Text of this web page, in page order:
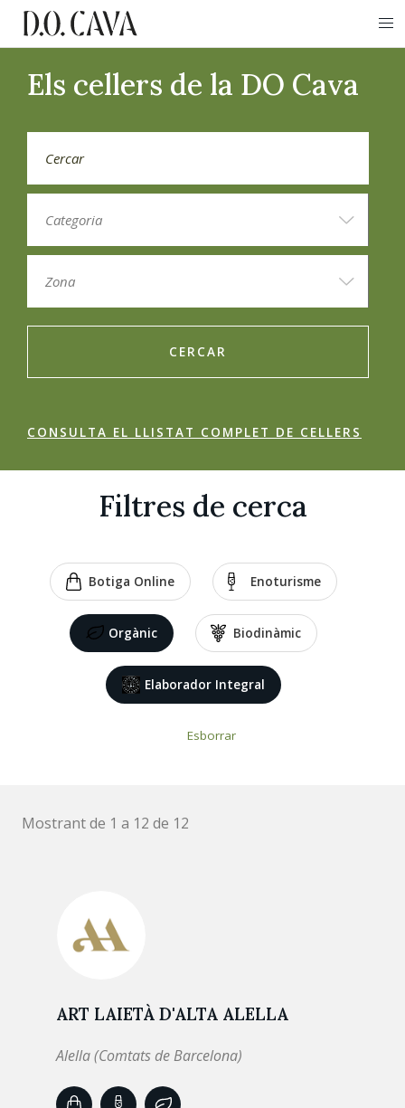
Els cellers de la DO Cava
CERCAR
CONSULTA EL LLISTAT COMPLET DE CELLERS
Filtres de cerca
Botiga Online Enoturisme
Orgànic Biodinàmic
Elaborador Integral
Esborrar
Mostrant de 1 a 12 de 12
ART LAIETÀ D'ALTA ALELLA
Alella (Comtats de Barcelona)